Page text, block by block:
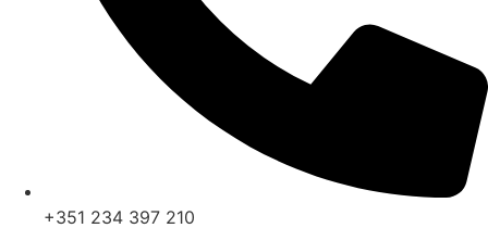
+351 234 397 210